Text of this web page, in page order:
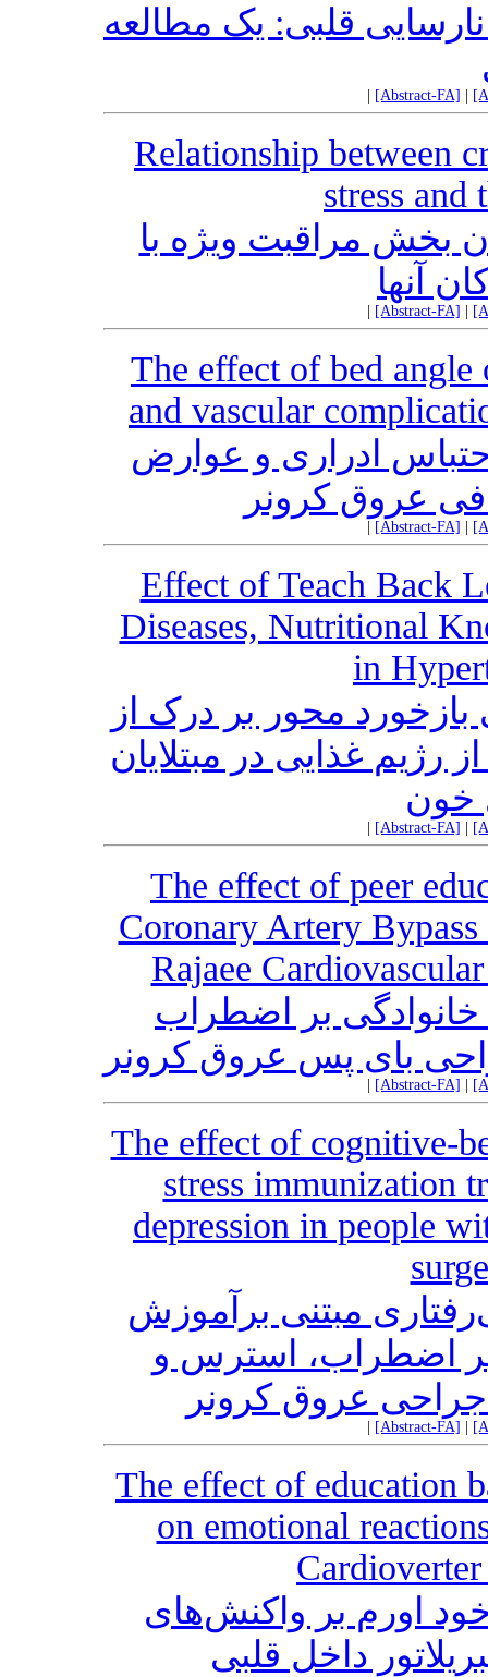
قلبی: یک مطالعه
[Abstract-FA]
Relationship between
stress
بخش مراقبت ویژه با
آنها
[Abstract-FA]
The effect of bed
and vascular
ادراری و عوارض
عروق کرونر
[Abstract-FA]
Effect of Teach Back
Diseases, Nutritional
in
بازخورد محور بر درک از
رژیم غذایی در مبتلایان
خون
[Abstract-FA]
The effect of peer
Coronary Artery
Rajaee
خانوادگی بر اضطراب
بای پس عروق کرونر
[Abstract-FA]
The effect of cognitive-
stress immunization
depression in people
مبتنی برآموزش
اضطراب، استرس و
عروق کرونر
[Abstract-FA]
The effect of education
on emotional
اورم بر واکنش‌های
داخل قلبی